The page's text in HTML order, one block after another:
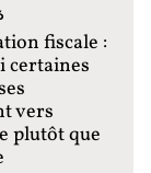
fiscale :
certaines
vers
plutôt que